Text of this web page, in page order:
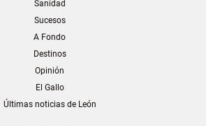
Sanidad
Sucesos
A Fondo
Destinos
Opinión
El Gallo
Últimas noticias de León